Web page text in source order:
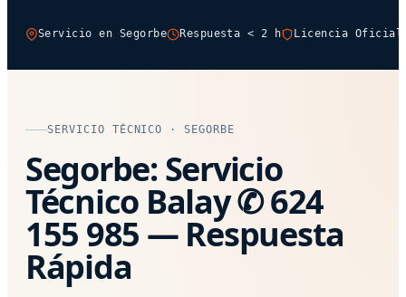
Servicio en Segorbe Respuesta < 2 h Licencia Oficial
SERVICIO TÉCNICO · SEGORBE
Segorbe: Servicio
Técnico Balay ✆ 624
155 985 — Respuesta
Rápida